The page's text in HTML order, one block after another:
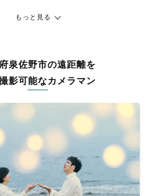
大切に、何十年経っても見返したくなるよ
律。わかりやすく安心の価格設定です。オ
な審査に合格し、撮影技術やホスピタリテ
カメラマンが全国47都道府県に在籍してい
い出を美しく仕上げます
集技術で写真の明るさや色合いを丁寧に調
しつつも、おしゃれで洗練された仕上がり
真を撮ってほしかった！」と思える一枚に
ラブグラフの 撮影事例 をご覧ください。
もっと見る
泉佐野市の遠距離を
影可能なカメラマン